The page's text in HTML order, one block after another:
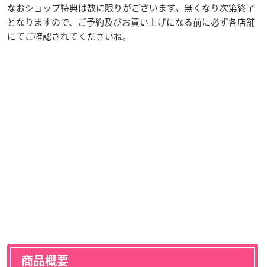
なおショップ特典は数に限りがございます。無くなり次第終了
となりますので、ご予約及びお買い上げになる前に必ず各店舗
にてご確認されてくださいね。
商品概要